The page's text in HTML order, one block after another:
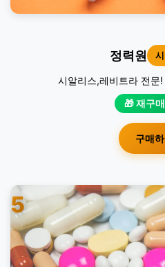
정력원
시알리스,레비트라 전문
🎁 재구
구매
5